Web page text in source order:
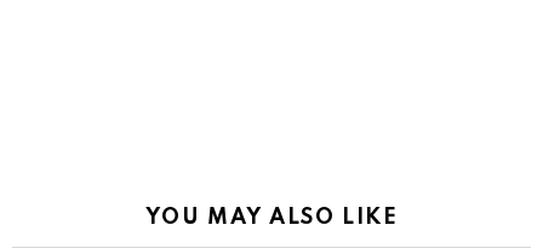
YOU MAY ALSO LIKE